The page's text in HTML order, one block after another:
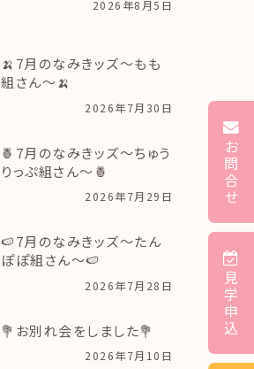
お
問
合
せ
見
学
申
込
2026年8月5日
🍌7月のなみきッズ～もも
組さん～🍌
2026年7月30日
🍍7月のなみきッズ～ちゅう
りっぷ組さん～🍍
2026年7月29日
🍉7月のなみきッズ～たん
ぽぽ組さん～🍉
2026年7月28日
💐お別れ会をしました💐
2026年7月10日